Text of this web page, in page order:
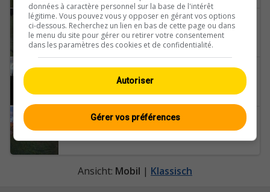
Diemtigen › Südwesten: Skilifte Springenboden
Diemtigen › Westen: Haus Arve
Diemtigen: Nüegg - Zwischenflüh
Ansicht: Mobil | Klassisch
données à caractère personnel sur la base de l'intérêt
légitime. Vous pouvez vous y opposer en gérant vos options
ci-dessous. Recherchez un lien en bas de cette page ou dans
le menu du site pour gérer ou retirer votre consentement
dans les paramètres des cookies et de confidentialité.
Autoriser
Gérer vos préférences